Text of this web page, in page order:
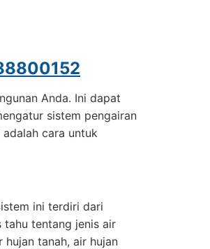
Anda. Ini dapat
sistem pengairan
cara untuk
ini terdiri dari
tahu tentang jenis air
hujan tanah, air hujan